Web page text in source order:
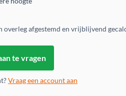
afgestemd en vrijblijvend
te vragen
Vraag een account aan